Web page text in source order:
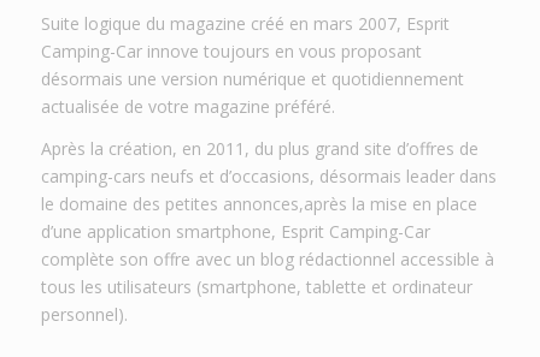
Suite logique du magazine créé en mars 2007, Esprit
Camping-Car innove toujours en vous proposant
désormais une version numérique et quotidiennement
actualisée de votre magazine préféré.
Après la création, en 2011, du plus grand site d’offres de
camping-cars neufs et d’occasions, désormais leader dans
le domaine des petites annonces,après la mise en place
d’une application smartphone, Esprit Camping-Car
complète son offre avec un blog rédactionnel accessible à
tous les utilisateurs (smartphone, tablette et ordinateur
personnel).